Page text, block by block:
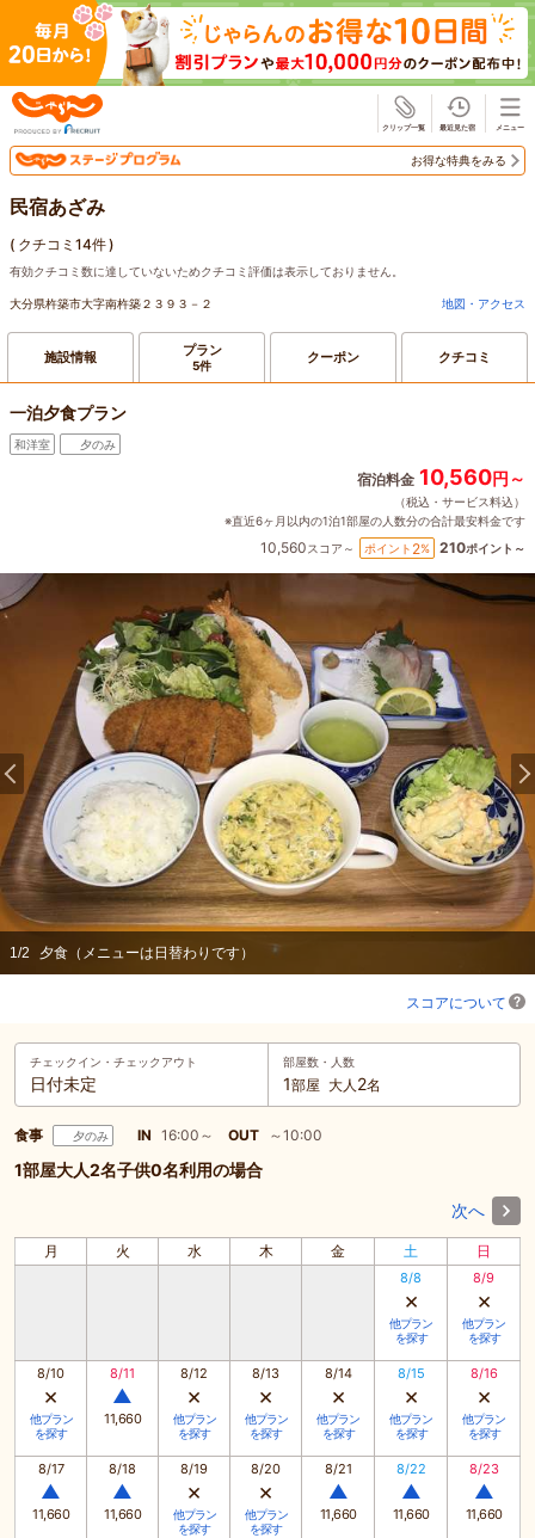
お得な特典をみる
民宿あざみ
( クチコミ14件)
有効クチコミ数に達していないためクチコミ評価は表示しておりません。
大分県杵築市大字南杵築２３９３－２ 地図・アクセス
施設情報 プラン
5件 クーポン クチコミ
一泊夕食プラン
和洋室 夕のみ
宿泊料金 10,560円～
（税込・サービス料込）
※直近6ヶ月以内の1泊1部屋の人数分の合計最安料金です
10,560スコア～ ポイント 2% 210ポイント～
1/2 夕食（メニューは日替わりです）
スコアについて
チェックイン・ チェックアウト
日付未定
部屋数・人数
1部屋 大人 2名
食事 夕のみ IN 16:00～ OUT ～10:00
1部屋大人2名子供0名利用の場合
次へ
月 火 水 木 金 土 日
8/8
×
他プラン
を探す
8/9
×
他プラン
を探す
8/10
×
他プラン
を探す
8/11
▲
11,660
8/12
×
他プラン
を探す
8/13
×
他プラン
を探す
8/14
×
他プラン
を探す
8/15
×
他プラン
を探す
8/16
×
他プラン
を探す
8/17
▲
11,660
8/18
▲
11,660
8/19
×
他プラン
を探す
8/20
×
他プラン
を探す
8/21
▲
11,660
8/22
▲
11,660
8/23
▲
11,660